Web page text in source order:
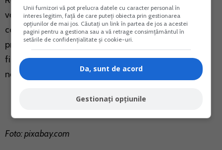
veniturile microintreprinderilor este similar si in cazul
contribuabililor platitori de impozit pe venit potrivit
prevederilor Titlului IV – Impozitul pe venit din Codul
fiscal, care desfasoara activitati pentru care venitul
net anual se determina pe baza normelor de venit.
Foto: pixabay.com
Unii furnizori vă pot prelucra datele cu caracter personal în
interes legitim, față de care puteți obiecta prin gestionarea
opțiunilor de mai jos. Căutați un link în partea de jos a acestei
pagini pentru a gestiona sau a vă retrage consimțământul în
setările de confidențialitate și cookie-uri.
Da, sunt de acord
Gestionați opțiunile